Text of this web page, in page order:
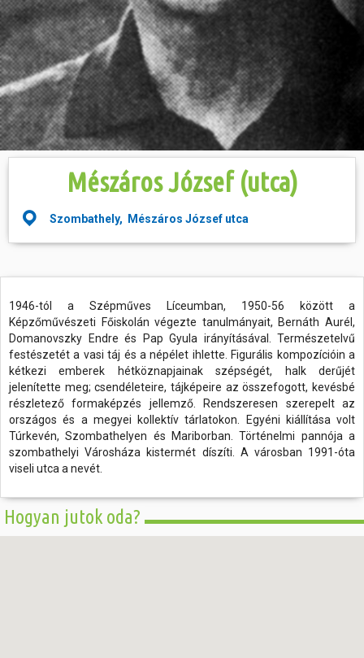
Mészáros József (utca)
Szombathely, Mészáros József utca
1946-tól a Szépműves Líceumban, 1950-56 között a
Képzőművészeti Főiskolán végezte tanulmányait, Bernáth Aurél,
Domanovszky Endre és Pap Gyula irányításával. Természetelvű
festészetét a vasi táj és a népélet ihlette. Figurális kompozícióin a
kétkezi emberek hétköznapjainak szépségét, halk derűjét
jelenítette meg; csendéleteire, tájképeire az összefogott, kevésbé
részletező formaképzés jellemző. Rendszeresen szerepelt az
országos és a megyei kollektív tárlatokon. Egyéni kiállítása volt
Túrkevén, Szombathelyen és Mariborban. Történelmi pannója a
szombathelyi Városháza kistermét díszíti. A városban 1991-óta
viseli utca a nevét.
Hogyan jutok oda?